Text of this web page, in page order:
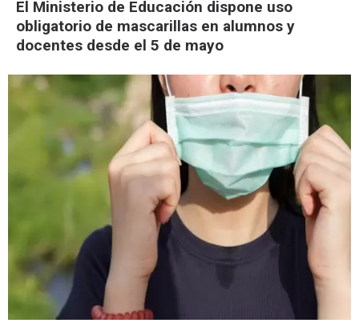
El Ministerio de Educación dispone uso
obligatorio de mascarillas en alumnos y
docentes desde el 5 de mayo